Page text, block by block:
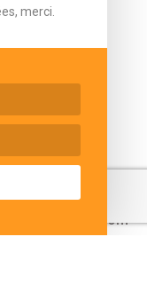
merci.